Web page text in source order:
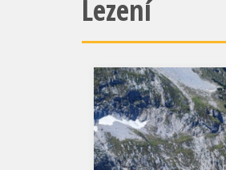
Lezení